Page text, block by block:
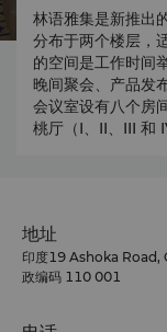
林语雅集是新推出
分布于两个楼层，
的空间是工作时间
晚间聚会、产品发
会议室设有八个房
桃厅（I、II、III 和
地址
印度19 Ashoka
政编码 110 001